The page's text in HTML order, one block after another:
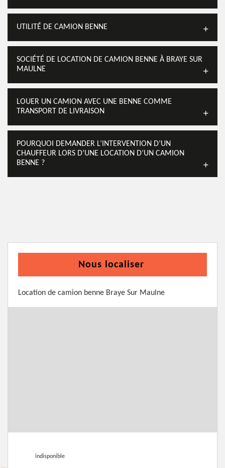
UTILITÉ DE CAMION BENNE
SOCIÉTÉ DE LOCATION DE CAMION BENNE À BRAYE SUR
MAULNE
LOUER UN CAMION AVEC UNE BENNE COMME
TRANSPORT DE LIVRAISON
POURQUOI DEMANDER L’INTERVENTION D’UN
CHAUFFEUR LORS D’UNE LOCATION D’UN CAMION
BENNE ?
Nous localiser
Location de camion benne Braye Sur Maulne
indisponible